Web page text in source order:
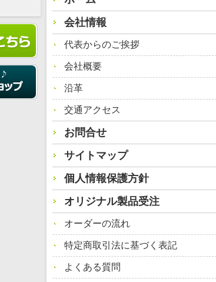
会社情報
代表からのご挨拶
会社概要
沿革
交通アクセス
お問合せ
サイトマップ
個人情報保護方針
オリジナル製品受注
オーダーの流れ
特定商取引法に基づく表記
よくある質問